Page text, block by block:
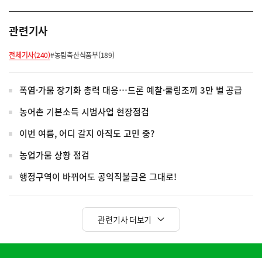
관련기사
전체기사(240)#농림축산식품부(189)
폭염·가뭄 장기화 총력 대응…드론 예찰·쿨링조끼 3만 벌 공급
농어촌 기본소득 시범사업 현장점검
이번 여름, 어디 갈지 아직도 고민 중?
농업가뭄 상황 점검
행정구역이 바뀌어도 공익직불금은 그대로!
관련기사 더보기